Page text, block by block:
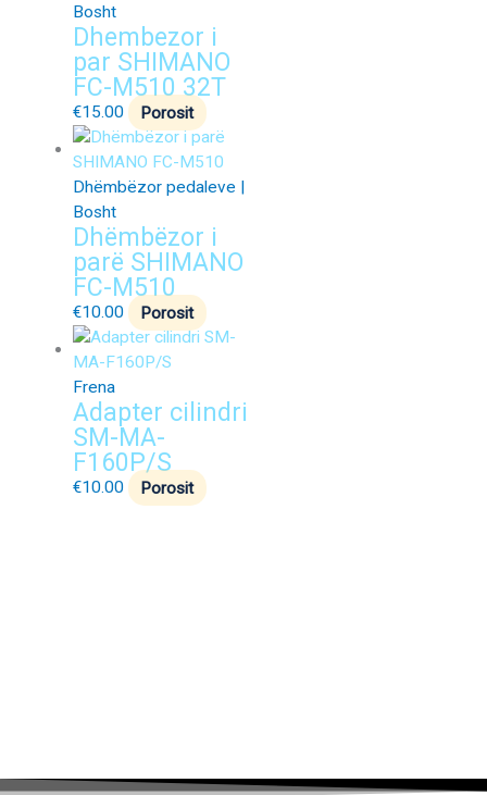
Bosht
Dhembezor i
par SHIMANO
FC-M510 32T
€15.00 Porosit
Dhëmbëzor pedaleve |
Bosht
Dhëmbëzor i
parë SHIMANO
FC-M510
€10.00 Porosit
Frena
Adapter cilindri
SM-MA-
F160P/S
€10.00 Porosit